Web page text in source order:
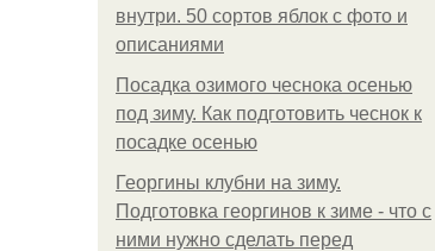
внутри. 50 сортов яблок с фото и
описаниями
Посадка озимого чеснока осенью
под зиму. Как подготовить чеснок к
посадке осенью
Георгины клубни на зиму.
Подготовка георгинов к зиме - что с
ними нужно сделать перед